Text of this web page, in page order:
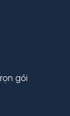
gói